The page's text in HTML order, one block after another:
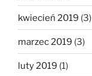
kwiecień 2019 (3)
marzec 2019 (3)
luty 2019 (1)